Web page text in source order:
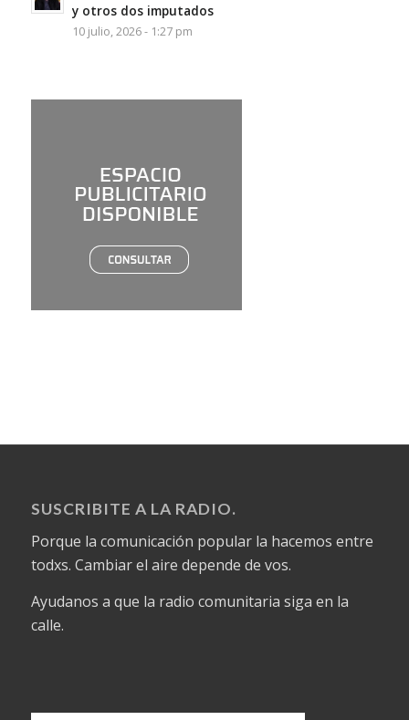
y otros dos imputados
10 julio, 2026 - 1:27 pm
SUSCRIBITE A LA RADIO.
Porque la comunicación popular la hacemos entre
todxs. Cambiar el aire depende de vos.
Ayudanos a que la radio comunitaria siga en la
calle.